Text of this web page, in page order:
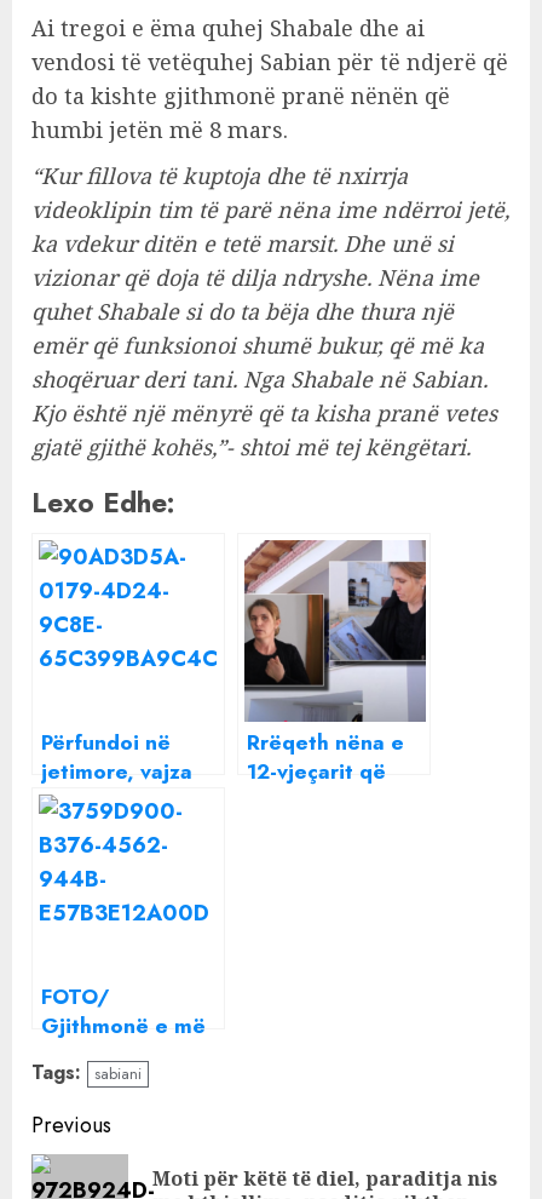
Ai tregoi e ëma quhej Shabale dhe ai
vendosi të vetëquhej Sabian për të ndjerë që
do ta kishte gjithmonë pranë nënën që
humbi jetën më 8 mars.
“Kur fillova të kuptoja dhe të nxirrja
videoklipin tim të parë nëna ime ndërroi jetë,
ka vdekur ditën e tetë marsit. Dhe unë si
vizionar që doja të dilja ndryshe. Nëna ime
quhet Shabale si do ta bëja dhe thura një
emër që funksionoi shumë bukur, që më ka
shoqëruar deri tani. Nga Shabale në Sabian.
Kjo është një mënyrë që ta kisha pranë vetes
gjatë gjithë kohës,”- shtoi më tej këngëtari.
Lexo Edhe:
Përfundoi në
jetimore, vajza
kujton takimin e
parë me nënën:
M’u duk e huaj,
nuk ndjeja
dashuri
Rrëqeth nëna e
12-vjeçarit që
FOTO/
Gjithmonë e më
pranë me
prekjet, ç’po
ndodh mes
Mevlanit dhe
këngëtares së
Tags: sabiani
Continue
Reading
Previous
Moti për këtë të diel, paraditja nis